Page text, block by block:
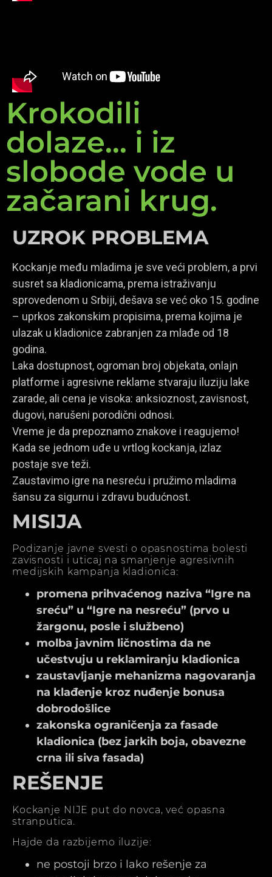
Krokodili
dolaze... i iz
slobode vode u
začarani krug.
UZROK PROBLEMA
Kockanje među mladima je sve veći problem, a prvi
susret sa kladionicama, prema istraživanju
sprovedenom u Srbiji, dešava se već oko 15. godine
– uprkos zakonskim propisima, prema kojima je
ulazak u kladionice zabranjen za mlađe od 18
godina.
Laka dostupnost, ogroman broj objekata, onlajn
platforme i agresivne reklame stvaraju iluziju lake
zarade, ali cena je visoka: anksioznost, zavisnost,
dugovi, narušeni porodični odnosi.
Vreme je da prepoznamo znakove i reagujemo!
Kada se jednom uđe u vrtlog kockanja, izlaz
postaje sve teži.
Zaustavimo igre na nesreću i pružimo mladima
šansu za sigurnu i zdravu budućnost.
MISIJA
Podizanje javne svesti o opasnostima bolesti
zavisnosti i uticaj na smanjenje agresivnih
medijskih kampanja kladionica:
promena prihvaćenog naziva “Igre na
sreću” u “Igre na nesreću” (prvo u
žargonu, posle i službeno)
molba javnim ličnostima da ne
učestvuju u reklamiranju kladionica
zaustavljanje mehanizma nagovaranja
na klađenje kroz nuđenje bonusa
dobrodošlice
zakonska ograničenja za fasade
kladionica (bez jarkih boja, obavezne
crna ili siva fasada)
REŠENJE
Kockanje NIJE put do novca, već opasna
stranputica.
Hajde da razbijemo iluzije:
ne postoji brzo i lako rešenje za